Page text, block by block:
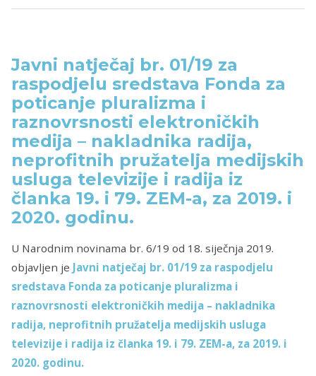
Javni natječaj br. 01/19 za
raspodjelu sredstava Fonda za
poticanje pluralizma i
raznovrsnosti elektroničkih
medija – nakladnika radija,
neprofitnih pružatelja medijskih
usluga televizije i radija iz
članka 19. i 79. ZEM-a, za 2019. i
2020. godinu.
U Narodnim novinama br. 6/19 od 18. siječnja 2019.
objavljen je Javni natječaj br. 01/19 za raspodjelu
sredstava Fonda za poticanje pluralizma i
raznovrsnosti elektroničkih medija – nakladnika
radija, neprofitnih pružatelja medijskih usluga
televizije i radija iz članka 19. i 79. ZEM-a, za 2019. i
2020. godinu.